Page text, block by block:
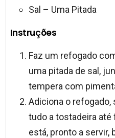
Sal – Uma Pitada
Instruções
Faz um refogado
uma pitada de sal,
tempera com
Adiciona o refogado,
tudo a tostadeira até
está, pronto a servir,